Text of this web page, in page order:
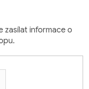
zasílat informace o